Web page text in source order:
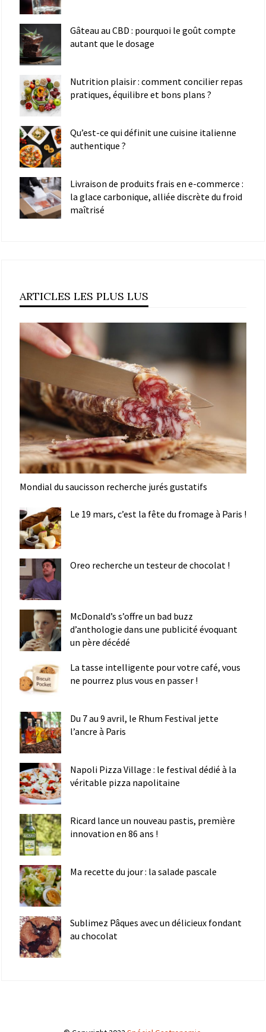
Gâteau au CBD : pourquoi le goût compte
autant que le dosage
Nutrition plaisir : comment concilier repas
pratiques, équilibre et bons plans ?
Qu’est-ce qui définit une cuisine italienne
authentique ?
Livraison de produits frais en e-commerce :
la glace carbonique, alliée discrète du froid
maîtrisé
ARTICLES LES PLUS LUS
Mondial du saucisson recherche jurés gustatifs
Le 19 mars, c’est la fête du fromage à Paris !
Oreo recherche un testeur de chocolat !
McDonald’s s’offre un bad buzz
d’anthologie dans une publicité évoquant
un père décédé
La tasse intelligente pour votre café, vous
ne pourrez plus vous en passer !
Du 7 au 9 avril, le Rhum Festival jette
l’ancre à Paris
Napoli Pizza Village : le festival dédié à la
véritable pizza napolitaine
Ricard lance un nouveau pastis, première
innovation en 86 ans !
Ma recette du jour : la salade pascale
Sublimez Pâques avec un délicieux fondant
au chocolat